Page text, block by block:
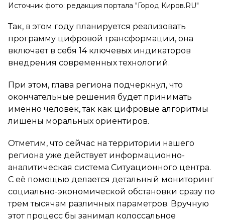
Источник фото: редакция портала "Город Киров.RU"
Так, в этом году планируется реализовать
программу цифровой трансформации, она
включает в себя 14 ключевых индикаторов
внедрения современных технологий.
При этом, глава региона подчеркнул, что
окончательные решения будет принимать
именно человек, так как цифровые алгоритмы
лишены моральных ориентиров.
Отметим, что сейчас на территории нашего
региона уже действует информационно-
аналитическая система Ситуационного центра.
С её помощью делается детальный мониторинг
социально-экономической обстановки сразу по
трем тысячам различных параметров. Вручную
этот процесс бы занимал колоссальное